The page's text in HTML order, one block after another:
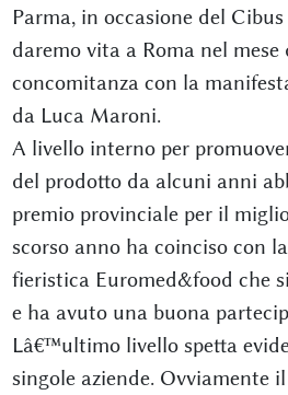
Parma, in occasione del
daremo vita a Roma nel mese
concomitanza con la
da Luca Maroni.
A livello interno per
del prodotto da alcuni anni
premio provinciale per il
scorso anno ha coinciso con
fieristica Euromed&food che
e ha avuto una buona
Lâ€™ultimo livello spetta
singole aziende. Ovviamente